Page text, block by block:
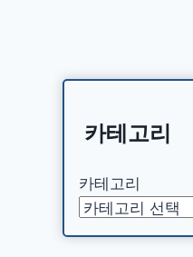
카테고리
카테고리